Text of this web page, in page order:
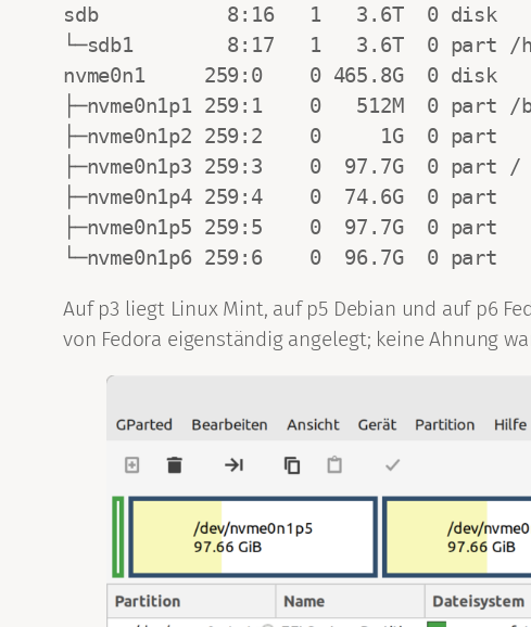
sdb           8:16   1   3.6T  0 disk
└─sdb1        8:17   1   3.6T  0 part /
nvme0n1     259:0    0 465.8G  0 disk
├─nvme0n1p1 259:1    0   512M  0 part
├─nvme0n1p2 259:2    0     1G  0 part
├─nvme0n1p3 259:3    0  97.7G  0 part /
├─nvme0n1p4 259:4    0  74.6G  0 part
├─nvme0n1p5 259:5    0  97.7G  0 part
└─nvme0n1p6 259:6    0  96.7G  0 part
Auf p3 liegt Linux Mint, auf p5 Debian und auf p6
von Fedora eigenständig angelegt; keine Ahnung